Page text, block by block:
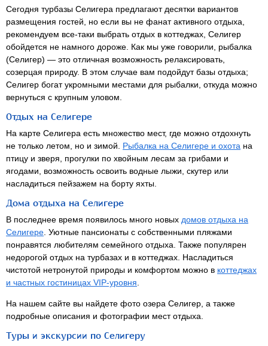
Сегодня турбазы Селигера предлагают десятки вариантов
размещения гостей, но если вы не фанат активного отдыха,
рекомендуем все-таки выбрать отдых в коттеджах, Селигер
обойдется не намного дороже. Как мы уже говорили, рыбалка
(Селигер) — это отличная возможность релаксировать,
созерцая природу. В этом случае вам подойдут базы отдыха;
Селигер богат укромными местами для рыбалки, откуда можно
вернуться с крупным уловом.
Отдых на Селигере
На карте Селигера есть множество мест, где можно отдохнуть
не только летом, но и зимой. Рыбалка на Селигере и охота на
птицу и зверя, прогулки по хвойным лесам за грибами и
ягодами, возможность освоить водные лыжи, скутер или
насладиться пейзажем на борту яхты.
Дома отдыха на Селигере
В последнее время появилось много новых домов отдыха на
Селигере . Уютные пансионаты с собственными пляжами
понравятся любителям семейного отдыха. Также популярен
недорогой отдых на турбазах и в коттеджах. Насладиться
чистотой нетронутой природы и комфортом можно в коттеджах
и частных гостиницах VIP-уровня
На нашем сайте вы найдете фото озера Селигер, а также
подробные описания и фотографии мест отдыха.
Туры и экскурсии по Селигеру